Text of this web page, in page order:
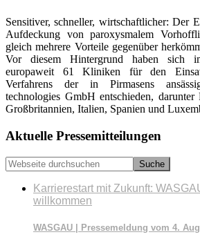
Sensitiver, schneller, wirtschaftlicher: Der
Aufdeckung von paroxysmalem
gleich mehrere Vorteile gegenüber
Vor diesem Hintergrund haben sich
europaweit 61 Kliniken für den
Verfahrens der in Pirmasens
technologies GmbH entschieden, darunter
Großbritannien, Italien, Spanien und
Seitenspalte
Aktuelle Pressemitteilungen
Webseite
durchsuchen
Karrierestart mit Zukunft:
willkommen
WASGAU | Pressemeldung vom 4.